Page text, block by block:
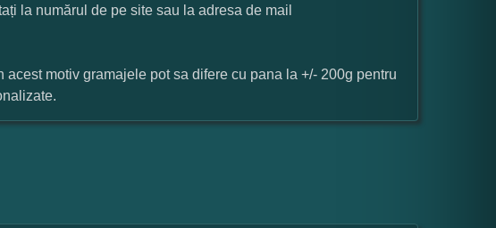
la numărul de pe site sau la adresa de mail
motiv gramajele pot sa difere cu pana la +/- 200g pentru